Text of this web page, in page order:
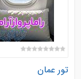
تور عمان